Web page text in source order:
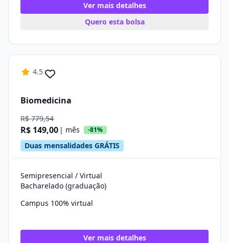
Ver mais detalhes
Quero esta bolsa
4.5
Biomedicina
R$ 779,54
R$ 149,00 | mês -81%
Duas mensalidades GRÁTIS
Semipresencial / Virtual
Bacharelado (graduação)
Campus 100% virtual
Ver mais detalhes